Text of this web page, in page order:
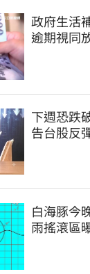
政府生活
逾期視同
下週恐跌
告台股反
白海豚今
雨搖滾區